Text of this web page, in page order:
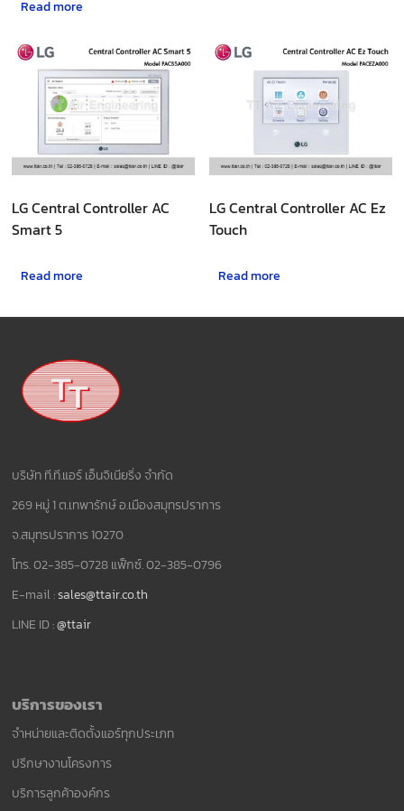
Read more
LG Central Controller AC
Smart 5
Read more
LG Central Controller AC Ez
Touch
Read more
บริษัท ที.ที.แอร์ เอ็นจิเนียริ่ง จำกัด
269 หมู่ 1 ต.เทพารักษ์ อ.เมืองสมุทรปราการ
จ.สมุทรปราการ 10270
โทร. 02-385-0728 แฟ็กซ์. 02-385-0796
E-mail :sales@ttair.co.th
LINE ID :@ttair
บริการของเรา
จำหน่ายและติดตั้งแอร์ทุกประเภท
ปรึกษางานโครงการ
บริการลูกค้าองค์กร